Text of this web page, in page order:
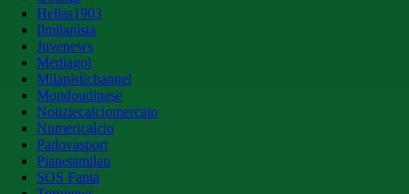
Hellas1903
Ilmilanista
Juvenews
Mediagol
Milanistichannel
Mondoudinese
Notiziecalciomercato
Numericalcio
Padovasport
Pianetamilan
SOS Fanta